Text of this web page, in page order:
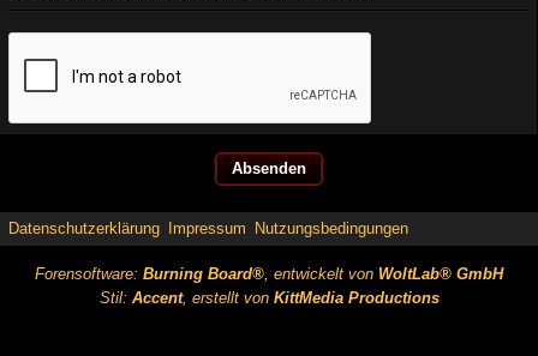
Datenschutzerklärung Impressum Nutzungsbedingungen
Forensoftware: Burning Board®, entwickelt von WoltLab® GmbH
Stil: Accent, erstellt von KittMedia Productions